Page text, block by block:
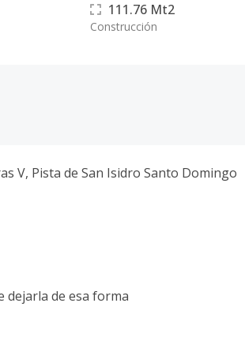
111.76 Mt2
Construcción
V, Pista de San Isidro Santo Domingo
dejarla de esa forma